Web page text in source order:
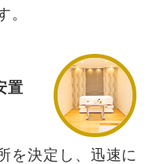
。
置
を決定し、迅速に